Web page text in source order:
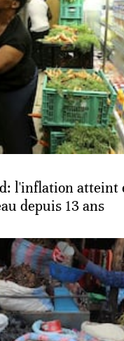
l'inflation atteint
depuis 13 ans